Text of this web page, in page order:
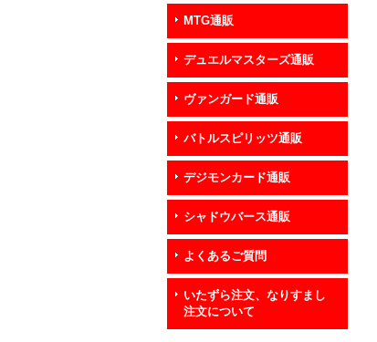
MTG通販
デュエルマスターズ通販
ヴァンガード通販
バトルスピリッツ通販
デジモンカード通販
シャドウバース通販
よくあるご質問
いたずら注文、なりすまし
注文について